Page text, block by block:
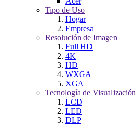
Tipo de Uso
Hogar
Empresa
Resolución de Imagen
Full HD
4K
HD
WXGA
XGA
Tecnología de Visualización
LCD
LED
DLP